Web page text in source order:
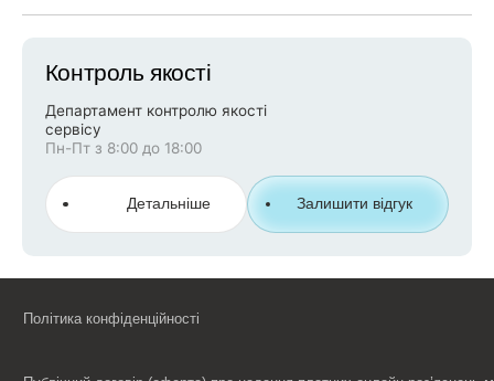
Контроль якості
Департамент контролю якості
сервісу
Пн-Пт з 8:00 до 18:00
Детальніше Залишити відгук
Політика конфіденційності